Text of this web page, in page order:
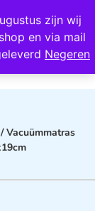
zijn wij
en via mail
Negeren
/ Vacuümmatras